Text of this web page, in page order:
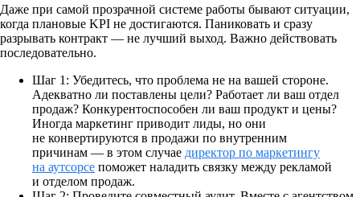
Даже при самой прозрачной системе работы бывают ситуации,
когда плановые KPI не достигаются. Паниковать и сразу
разрывать контракт — не лучший выход. Важно действовать
последовательно.
Шаг 1: Убедитесь, что проблема не на вашей стороне.
Адекватно ли поставлены цели? Работает ли ваш отдел
продаж? Конкурентоспособен ли ваш продукт и цены?
Иногда маркетинг приводит лиды, но они
не конвертируются в продажи по внутренним
причинам — в этом случае директор по маркетингу
на аутсорсе поможет наладить связку между рекламой
и отделом продаж.